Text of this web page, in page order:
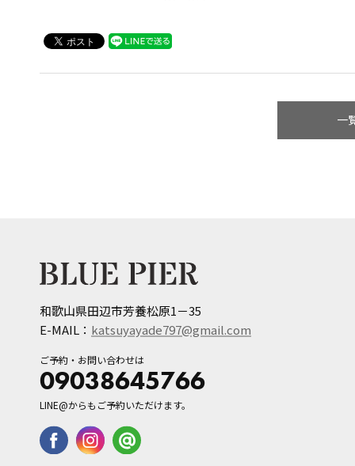
一
和歌山県田辺市芳養松原1－35
E-MAIL： katsuyayade797@gmail.com
ご予約・お問い合わせは
09038645766
LINE@からもご予約いただけます。